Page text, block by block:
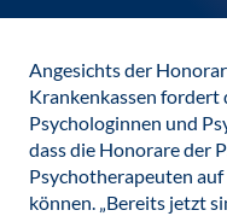
Angesichts der
Krankenkassen fordert
Psychologinnen und
dass die Honorare der
Psychotherapeuten
können. „Bereits jetzt